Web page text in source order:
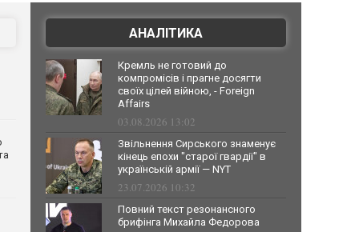
АНАЛІТИКА
Кремль не готовий до
компромісів і прагне досягти
своїх цілей війною, - Foreign
Affairs
03.08.2026 13:02
Звільнення Сирського знаменує
кінець епохи "старої гвардії" в
українській армії — NYT
23.07.2026 10:32
Повний текст резонансного
брифінга Михайла Федорова